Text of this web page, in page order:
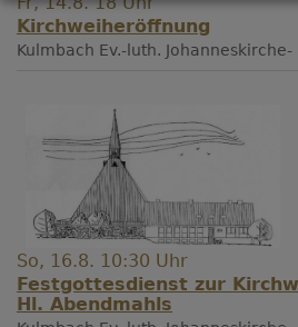
Kirchweiheröffnung
Kulmbach Ev.-luth.
So, 16.8. 10:30 Uhr
Festgottesdienst zur
Hl. Abendmahls